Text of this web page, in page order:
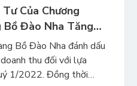
Của Chương
Bồ Đào Nha Tăng
1/2022
Bồ Đào Nha đánh dấu
thu đối với lựa
1/2022. Đồng thời